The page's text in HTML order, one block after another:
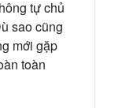
tự chủ
sao cũng
mới gặp
toàn